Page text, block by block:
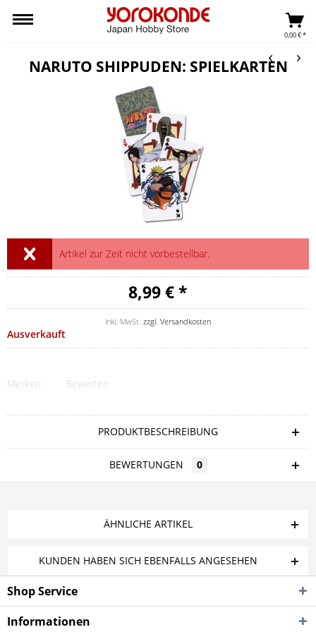
0,00 € *
NARUTO SHIPPUDEN: SPIELKARTEN
Artikel zur Zeit nicht vorbestellbar.
8,99 € *
inkl. MwSt. zzgl. Versandkosten
Ausverkauft
Merken Bewerten
PRODUKTBESCHREIBUNG
BEWERTUNGEN 0
ÄHNLICHE ARTIKEL
KUNDEN HABEN SICH EBENFALLS ANGESEHEN
Shop Service
Informationen